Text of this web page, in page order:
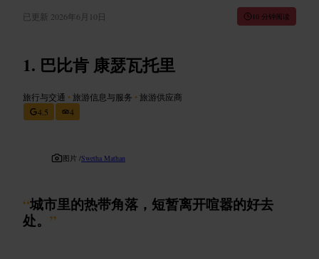
已更新 2026年6月10日 10 分钟阅读
巴比肯 康瑟瓦托里
旅行与交通 • 旅游信息与服务 • 旅游供应商
4.5
4
图片 /Swetha Mathan
“城市里的热带角落，短暂离开喧嚣的好去
处。 ”